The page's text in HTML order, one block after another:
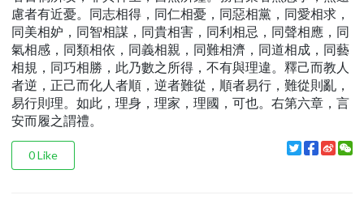
慮者有近憂。同志相得，同仁相憂，同惡相黨，同愛相求，
同美相妒，同智相謀，同貴相害，同利相忌，同聲相應，同
氣相感，同類相依，同義相親，同難相濟，同道相成，同藝
相規，同巧相勝，此乃數之所得，不有與理違。釋己而教人
者逆，正己而化人者順，逆者難從，順者易行，難從則亂，
易行則理。如此，理身，理家，理國，可也。右第六章，言
安而履之謂禮。
0Like